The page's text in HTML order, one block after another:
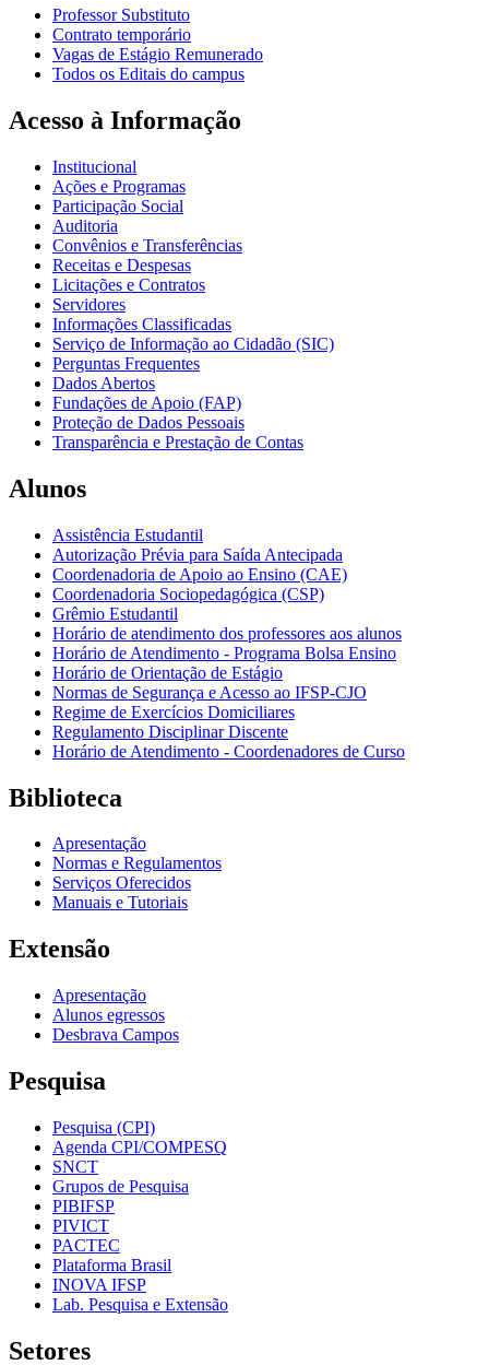
Professor Substituto
Contrato temporário
Vagas de Estágio Remunerado
Todos os Editais do campus
Acesso à Informação
Institucional
Ações e Programas
Participação Social
Auditoria
Convênios e Transferências
Receitas e Despesas
Licitações e Contratos
Servidores
Informações Classificadas
Serviço de Informação ao Cidadão (SIC)
Perguntas Frequentes
Dados Abertos
Fundações de Apoio (FAP)
Proteção de Dados Pessoais
Transparência e Prestação de Contas
Alunos
Assistência Estudantil
Autorização Prévia para Saída Antecipada
Coordenadoria de Apoio ao Ensino (CAE)
Coordenadoria Sociopedagógica (CSP)
Grêmio Estudantil
Horário de atendimento dos professores aos alunos
Horário de Atendimento - Programa Bolsa Ensino
Horário de Orientação de Estágio
Normas de Segurança e Acesso ao IFSP-CJO
Regime de Exercícios Domiciliares
Regulamento Disciplinar Discente
Horário de Atendimento - Coordenadores de Curso
Biblioteca
Apresentação
Normas e Regulamentos
Serviços Oferecidos
Manuais e Tutoriais
Extensão
Apresentação
Alunos egressos
Desbrava Campos
Pesquisa
Pesquisa (CPI)
Agenda CPI/COMPESQ
SNCT
Grupos de Pesquisa
PIBIFSP
PIVICT
PACTEC
Plataforma Brasil
INOVA IFSP
Lab. Pesquisa e Extensão
Setores